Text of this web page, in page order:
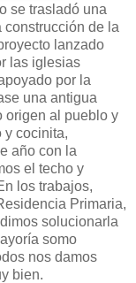
se trasladó una
construcción de la
lanzado
las iglesias
por la
una antigua
origen al pueblo y
y cocinita,
año con la
el techo y
los trabajos,
Primaria,
solucionarla
somo
nos damos
bien.